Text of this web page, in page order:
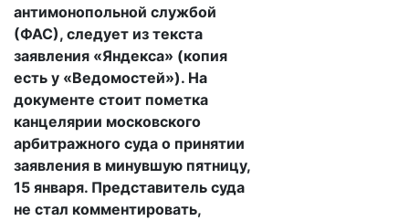
антимонопольной службой
(ФАС), следует из текста
заявления «Яндекса» (копия
есть у «Ведомостей»). На
документе стоит пометка
канцелярии московского
арбитражного суда о принятии
заявления в минувшую пятницу,
15 января. Представитель суда
не стал комментировать,